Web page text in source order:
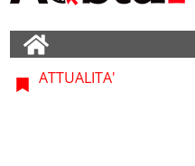
ATTUALITA'